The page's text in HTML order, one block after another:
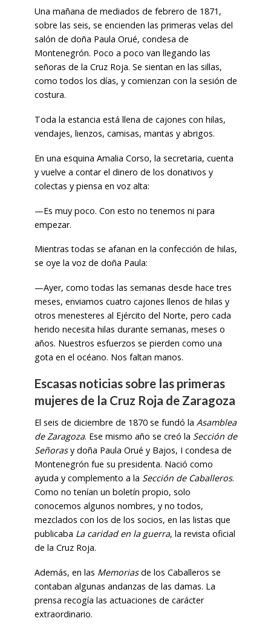
Una mañana de mediados de febrero de 1871,
sobre las seis, se encienden las primeras velas del
salón de doña Paula Orué, condesa de
Montenegrón. Poco a poco van llegando las
señoras de la Cruz Roja. Se sientan en las sillas,
como todos los días, y comienzan con la sesión de
costura.
Toda la estancia está llena de cajones con hilas,
vendajes, lienzos, camisas, mantas y abrigos.
En una esquina Amalia Corso, la secretaria, cuenta
y vuelve a contar el dinero de los donativos y
colectas y piensa en voz alta:
—Es muy poco. Con esto no tenemos ni para
empezar.
Mientras todas se afanan en la confección de hilas,
se oye la voz de doña Paula:
—Ayer, como todas las semanas desde hace tres
meses, enviamos cuatro cajones llenos de hilas y
otros menesteres al Ejército del Norte, pero cada
herido necesita hilas durante semanas, meses o
años. Nuestros esfuerzos se pierden como una
gota en el océano. Nos faltan manos.
Escasas noticias sobre las primeras
mujeres de la Cruz Roja de Zaragoza
El seis de diciembre de 1870 se fundó la Asamblea
de Zaragoza. Ese mismo año se creó la Sección de
Señorasy doña Paula Orué y Bajos, I condesa de
Montenegrón fue su presidenta. Nació como
ayuda y complemento a la Sección de Caballeros.
Como no tenían un boletín propio, solo
conocemos algunos nombres, y no todos,
mezclados con los de los socios, en las listas que
publicaba La caridad en la guerra, la revista oficial
de la Cruz Roja.
Además, en las Memoriasde los Caballeros se
contaban algunas andanzas de las damas. La
prensa recogía las actuaciones de carácter
extraordinario.